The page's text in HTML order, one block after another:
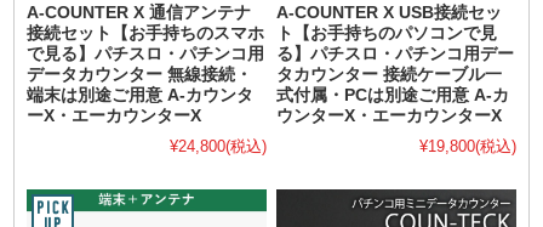
A-COUNTER X 通信アンテナ
接続セット【お手持ちのスマホ
で見る】パチスロ・パチンコ用
データカウンター 無線接続・
端末は別途ご用意 A-カウンタ
ーX・エーカウンターX
¥24,800(税込)
A-COUNTER X USB接続セッ
ト【お手持ちのパソコンで見
る】パチスロ・パチンコ用デー
タカウンター 接続ケーブル一
式付属・PCは別途ご用意 A-カ
ウンターX・エーカウンターX
¥19,800(税込)